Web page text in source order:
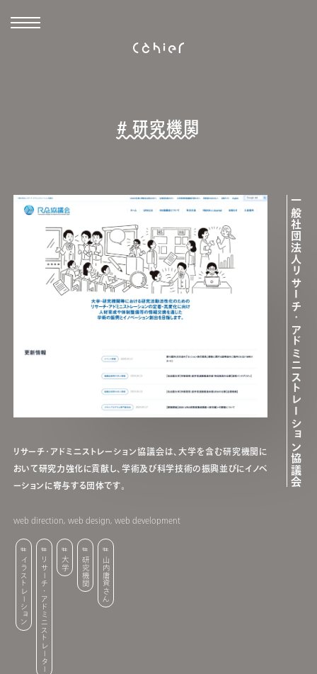
# 研究機関
一般社団法人リサーチ・アドミニストレーション協議会
リサーチ・アドミニストレーション協議会は、大学を含む研究機関に
おいて研究力強化に貢献し、学術及び科学技術の振興並びにイノベ
ーションに寄与する団体です。
web direction, web design, web development
イラストレーション リサーチ・アドミニストレーター 大学 研究機関 山内庸資さん